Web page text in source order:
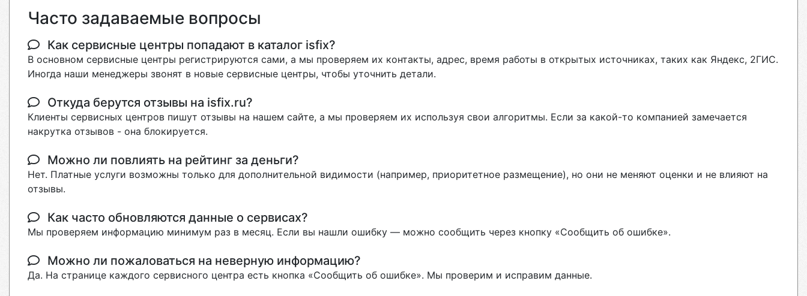
Часто задаваемые вопросы
Как сервисные центры попадают в каталог isfix?
В основном сервисные центры регистрируются сами, а мы проверяем их контакты, адрес, время работы в открытых источниках, таких как Яндекс, 2ГИС.
Иногда наши менеджеры звонят в новые сервисные центры, чтобы уточнить детали.
Откуда берутся отзывы на isfix.ru?
Клиенты сервисных центров пишут отзывы на нашем сайте, а мы проверяем их используя свои алгоритмы. Если за какой-то компанией замечается
накрутка отзывов - она блокируется.
Можно ли повлиять на рейтинг за деньги?
Нет. Платные услуги возможны только для дополнительной видимости (например, приоритетное размещение), но они не меняют оценки и не влияют на
отзывы.
Как часто обновляются данные о сервисах?
Мы проверяем информацию минимум раз в месяц. Если вы нашли ошибку — можно сообщить через кнопку «Сообщить об ошибке».
Можно ли пожаловаться на неверную информацию?
Да. На странице каждого сервисного центра есть кнопка «Сообщить об ошибке». Мы проверим и исправим данные.